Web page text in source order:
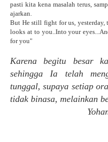
pasti kita kena masalah terus,
ajarkan.
But He still fight for us, yesterday,
looks at to you..Into your
for you"
Karena begitu besar
sehingga Ia telah
tunggal, supaya setiap
tidak binasa, melainkan